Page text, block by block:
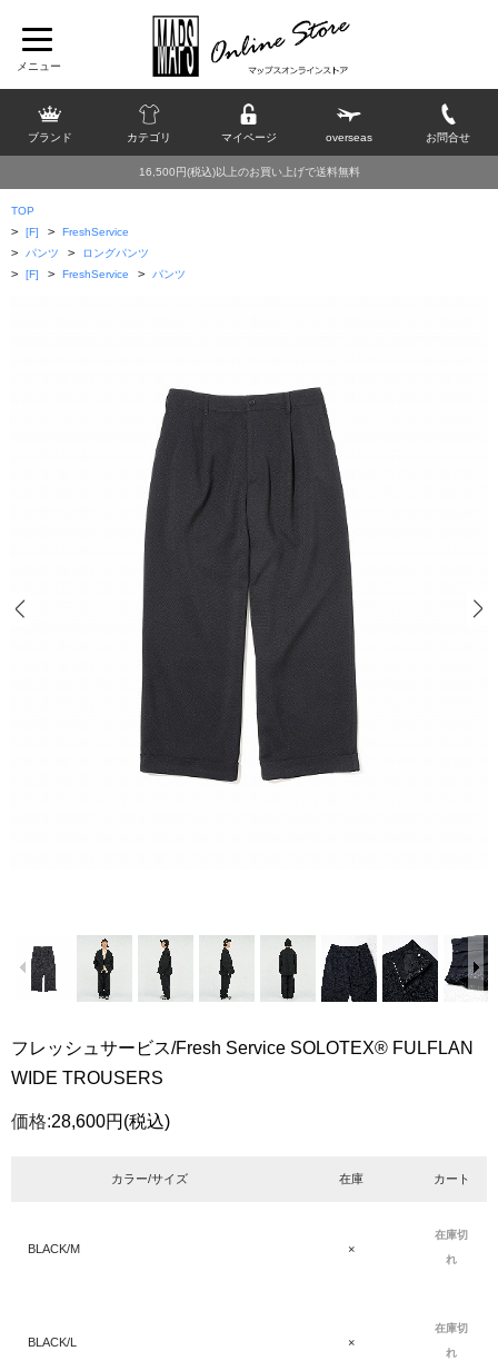
ブランド カテゴリ マイページ overseas お問合せ
16,500円(税込)以上のお買い上げで送料無料
TOP
> [F] > FreshService
> パンツ > ロングパンツ
> [F] > FreshService > パンツ
フレッシュサービス/Fresh Service SOLOTEX® FULFLAN
WIDE TROUSERS
価格:28,600円 (税込)
カラー/サイズ 在庫 カート
BLACK/M ×
在庫切
れ
BLACK/L ×
在庫切
れ